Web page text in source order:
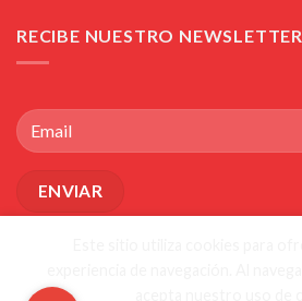
RECIBE NUESTRO NEWSLETTER